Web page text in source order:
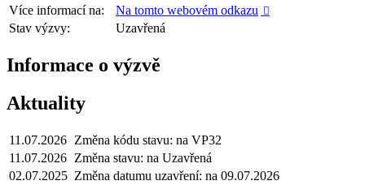
Více informací na:
Na tomto webovém odkazu 
Stav výzvy: Uzavřená
Informace o výzvě
Aktuality
11.07.2026 Změna kódu stavu: na VP32
11.07.2026 Změna stavu: na Uzavřená
02.07.2025 Změna datumu uzavření: na 09.07.2026